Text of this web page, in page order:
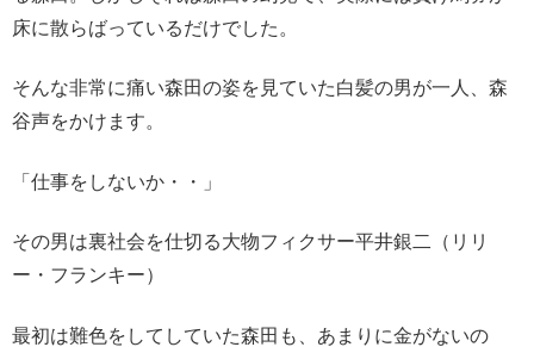
床に散らばっているだけでした。
そんな非常に痛い森田の姿を見ていた白髪の男が一人、森
谷声をかけます。
「仕事をしないか・・」
その男は裏社会を仕切る大物フィクサー平井銀二（リリ
ー・フランキー）
最初は難色をしてしていた森田も、あまりに金がないの